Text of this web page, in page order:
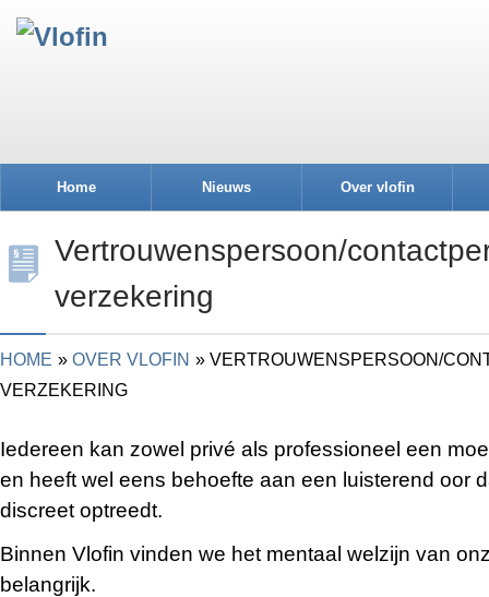
Home Nieuws Over vlofin
Vertrouwenspersoon/
verzekering
HOME OVER VLOFIN
VERTROUWENSPERSOON/
VERZEKERING
Iedereen kan zowel privé als professioneel een
en heeft wel eens behoefte aan een luisterend oor
discreet optreedt.
Binnen Vlofin vinden we het mentaal welzijn van
belangrijk.